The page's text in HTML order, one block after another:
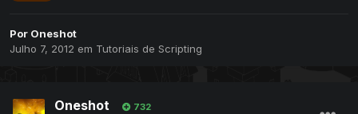
Por Oneshot
Julho 7, 2012 em Tutoriais de Scripting
Oneshot 732